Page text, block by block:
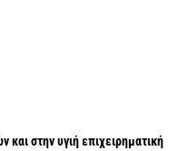
και στην υγιή επιχειρηματική